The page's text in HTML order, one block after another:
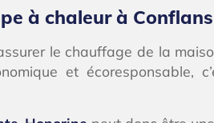
à chaleur à
le chauffage de la
et écoresponsable,